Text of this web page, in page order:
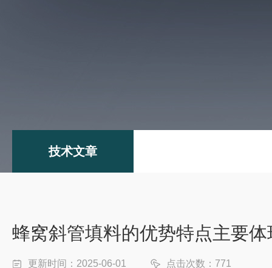
技术文章
蜂窝斜管填料的优势特点主要
更新时间：2025-06-01 点击次数：771